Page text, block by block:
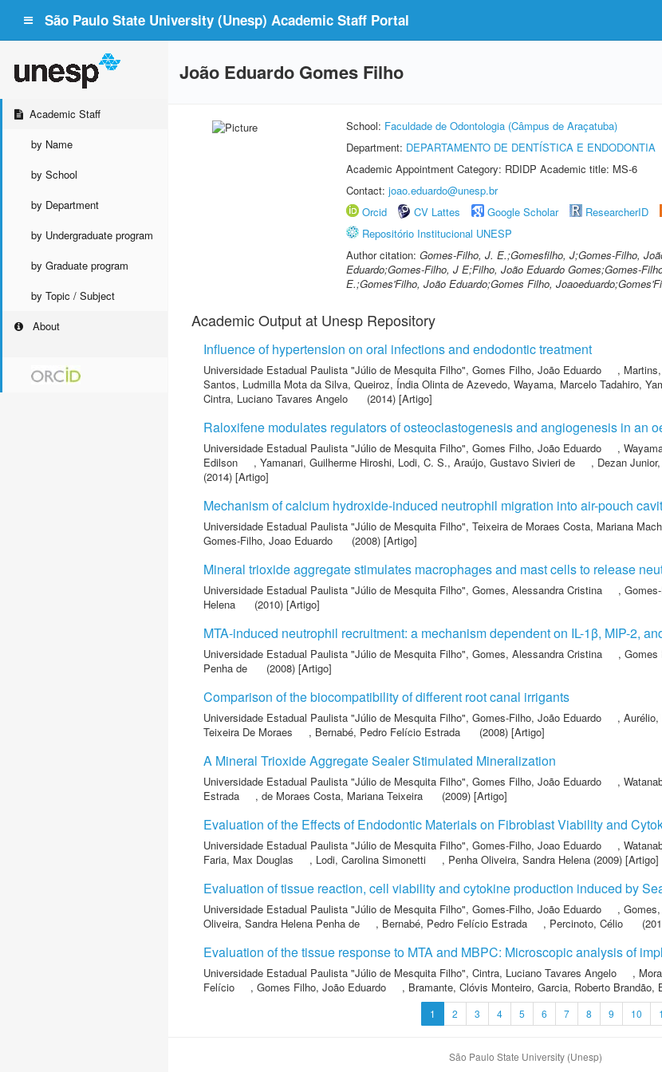
São Paulo State University (Unesp) Academic Staff Portal
Academic Staff
by Name
by School
by Department
by Undergraduate program
by Graduate program
by Topic / Subject
About
João Eduardo Gomes Filho
School: Faculdade de Odontologia (Câmpus de Araçatuba)
Department: DEPARTAMENTO DE DENTÍSTICA E ENDODONTIA
Academic Appointment Category: RDIDP Academic title: MS-6
Contact: joao.eduardo@unesp.br
Orcid
CV Lattes Google Scholar ResearcherID
Repositório Institucional UNESP
Author citation: Gomes-Filho, J. E.;Gomesfilho, J;Gomes-Filho,
Eduardo;Gomes-Filho, J E;Filho, João Eduardo Gomes;Gomes-
E.;Gomes'Filho, João Eduardo;Gomes Filho,
Academic Output at Unesp Repository
Influence of hypertension on oral infections and endodontic treatment
Universidade Estadual Paulista "Júlio de Mesquita Filho", Gomes Filho, João Eduardo ,
Santos, Ludmilla Mota da Silva, Queiroz, Índia Olinta de Azevedo, Wayama, Marcelo Tadahiro,
Cintra, Luciano Tavares Angelo
(2014) [Artigo]
Raloxifene modulates regulators of osteoclastogenesis and angiogenesis in an
Universidade Estadual Paulista "Júlio de Mesquita Filho", Gomes Filho, João Eduardo ,
Edilson
, Yamanari, Guilherme Hiroshi, Lodi, C. S., Araújo, Gustavo Sivieri de , Dezan
(2014) [Artigo]
Mechanism of calcium hydroxide-induced neutrophil migration into air-pouch
Universidade Estadual Paulista "Júlio de Mesquita Filho", Teixeira de Moraes Costa, Mariana
Gomes-Filho, Joao Eduardo
(2008) [Artigo]
Mineral trioxide aggregate stimulates macrophages and mast cells to release
Universidade Estadual Paulista "Júlio de Mesquita Filho", Gomes, Alessandra Cristina ,
Helena
(2010) [Artigo]
MTA-induced neutrophil recruitment: a mechanism dependent on IL-1β, MIP-2,
Universidade Estadual Paulista "Júlio de Mesquita Filho", Gomes, Alessandra Cristina , Gomes
Penha de
(2008) [Artigo]
Comparison of the biocompatibility of different root canal irrigants
Universidade Estadual Paulista "Júlio de Mesquita Filho", Gomes-Filho, João Eduardo , Aurélio,
Teixeira De Moraes
, Bernabé, Pedro Felício Estrada (2008) [Artigo]
A Mineral Trioxide Aggregate Sealer Stimulated Mineralization
Universidade Estadual Paulista "Júlio de Mesquita Filho", Gomes Filho, João Eduardo ,
Estrada
, de Moraes Costa, Mariana Teixeira (2009) [Artigo]
Evaluation of the Effects of Endodontic Materials on Fibroblast Viability and
Universidade Estadual Paulista "Júlio de Mesquita Filho", Gomes-Filho, Joao Eduardo ,
Faria, Max Douglas
, Lodi, Carolina Simonetti , Penha Oliveira, Sandra Helena (2009) [Artigo]
Evaluation of tissue reaction, cell viability and cytokine production induced by
Universidade Estadual Paulista "Júlio de Mesquita Filho", Gomes-Filho, João Eduardo ,
Oliveira, Sandra Helena Penha de
, Bernabé, Pedro Felício Estrada , Percinoto, Célio
Evaluation of the tissue response to MTA and MBPC: Microscopic analysis of
Universidade Estadual Paulista "Júlio de Mesquita Filho", Cintra, Luciano Tavares Angelo ,
Felício
, Gomes Filho, João Eduardo , Bramante, Clóvis Monteiro, Garcia, Roberto Brandão,
1 2 3 4 5 6 7 8 9 10
São Paulo State University (Unesp)